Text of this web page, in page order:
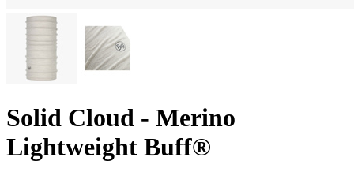
Solid Cloud - Merino
Lightweight Buff®